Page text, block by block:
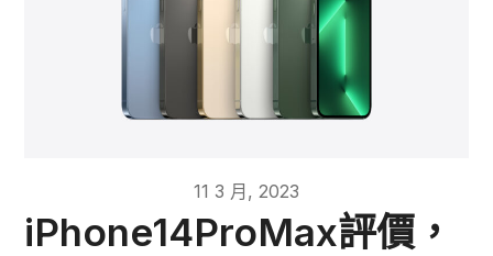
11 3 月, 2023
iPhone14ProMax評價，